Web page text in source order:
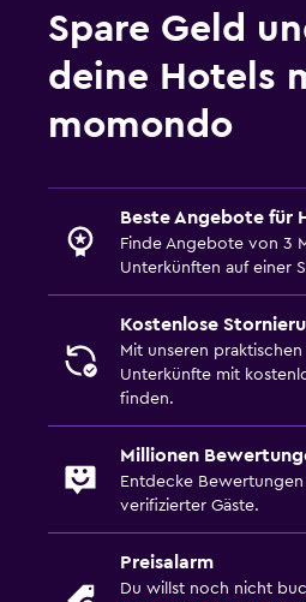
Spare Geld
deine Hotels
momondo
Beste Angebote für
Finde Angebote von 3
Unterkünften auf einer
Kostenlose
Mit unseren
Unterkünfte mit
finden.
Millionen
Entdecke
verifizierter Gäste.
Preisalarm
Du willst noch nicht